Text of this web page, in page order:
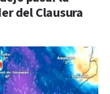
del Clausura